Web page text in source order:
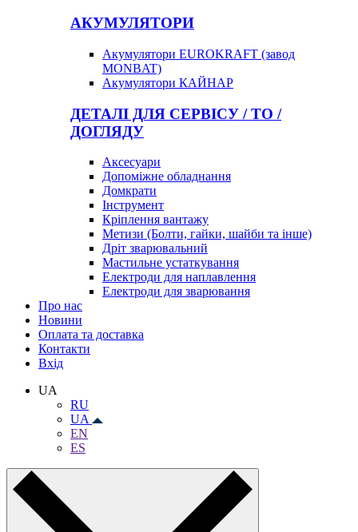
АКУМУЛЯТОРИ
Акумулятори EUROKRAFT (завод
MONBAT)
Акумулятори КАЙНАР
ДЕТАЛІ ДЛЯ СЕРВІСУ / ТО /
ДОГЛЯДУ
Аксесуари
Допоміжне обладнання
Домкрати
Інструмент
Кріплення вантажу
Метизи (Болти, гайки, шайби та інше)
Дріт зварювальний
Мастильне устаткування
Електроди для наплавлення
Електроди для зварювання
Про нас
Новини
Оплата та доставка
Контакти
Вхiд
UA
RU
UA
EN
ES